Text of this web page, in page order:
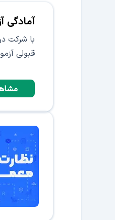
آمادگی
با شرکت
قبولی